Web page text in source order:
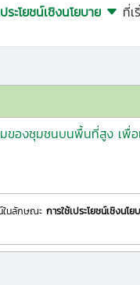
ระโยชน์เชิงนโยบาย ที่
องชุมชนบนพื้นที่สูง เพื่อ
ในลักษณะ การใช้เประโยชน์เชิงนโย